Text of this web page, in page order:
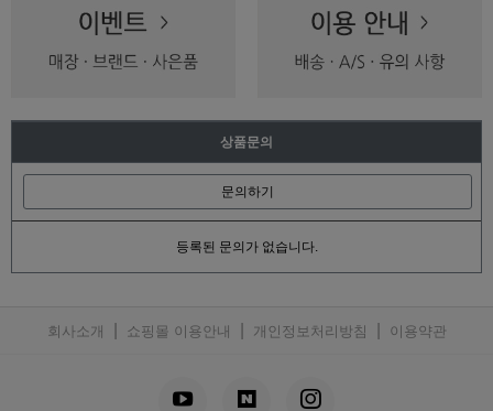
상품문의
문의하기
등록된 문의가 없습니다.
회사소개 쇼핑몰 이용안내 개인정보처리방침 이용약관